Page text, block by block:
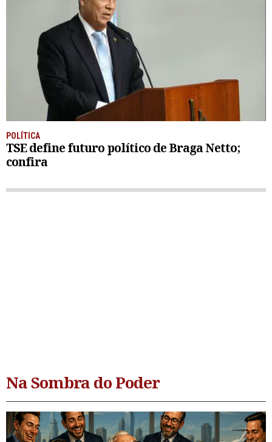
POLÍTICA
TSE define futuro político de Braga Netto;
confira
Na Sombra do Poder